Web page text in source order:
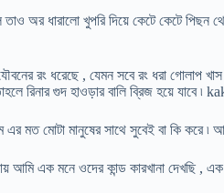
তাও অর ধারালো খুপরি দিয়ে কেটে কেটে
যৌবনের রং ধরেছে , যেমন সবে রং ধরা গোলাপ
রিনার গুদ হাওড়ার বালি ব্রিজ হয়ে যাবে
এর মত মোটা মানুষের সাথে সুবেই বা কি করে ৷
এক মনে ওদের কান্ড কারখানা দেখছি , এক